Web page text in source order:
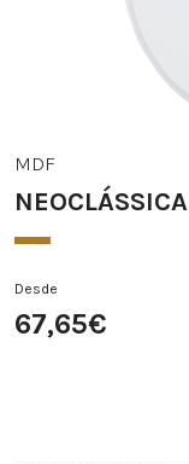
MDF
NEOCLÁSSICA
Desde
67,65€